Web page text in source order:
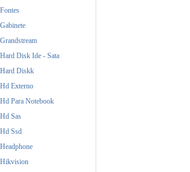
Fontes
Gabinete
Grandstream
Hard Disk Ide - Sata
Hard Diskk
Hd Externo
Hd Para Notebook
Hd Sas
Hd Ssd
Headphone
Hikvision